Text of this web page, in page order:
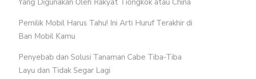
Pemilik Mobil Harus Tahu! Ini Arti Huruf Terakhir di
Ban Mobil Kamu
Penyebab dan Solusi Tanaman Cabe Tiba-Tiba
Layu dan Tidak Segar Lagi